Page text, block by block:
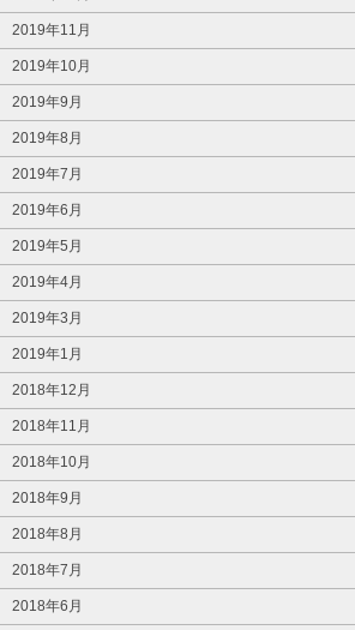
2019年11月
2019年10月
2019年9月
2019年8月
2019年7月
2019年6月
2019年5月
2019年4月
2019年3月
2019年1月
2018年12月
2018年11月
2018年10月
2018年9月
2018年8月
2018年7月
2018年6月